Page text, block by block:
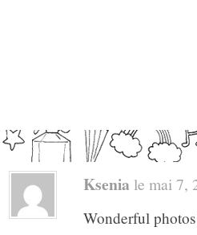
Ksenia le mai 7,
Wonderful